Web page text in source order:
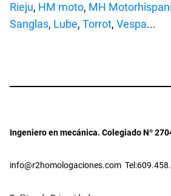
Rieju, HM moto, MH
Sanglas, Lube, Torrot, Vespa...
Ingeniero en mecánica. Colegiado Nº
info@r2homologaciones.com